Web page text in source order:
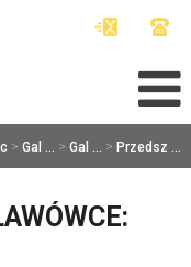
> Gal ... > Gal ... > Przedsz ...